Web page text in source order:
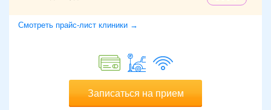
Смотреть прайс-лист клиники →
Записаться на прием